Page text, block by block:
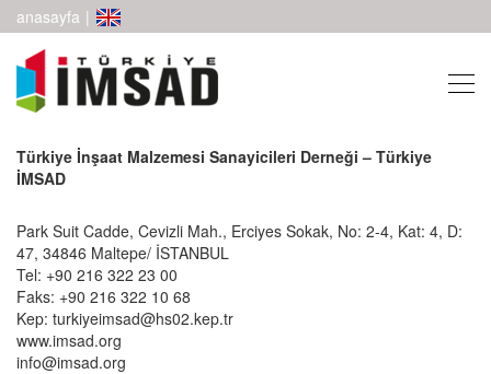
anasayfa |
Türkiye İnşaat Malzemesi Sanayicileri Derneği – Türkiye
İMSAD
Park Suit Cadde, Cevizli Mah., Erciyes Sokak, No: 2-4, Kat: 4, D:
47, 34846 Maltepe/ İSTANBUL
Tel: +90 216 322 23 00
Faks: +90 216 322 10 68
Kep: turkiyeimsad@hs02.kep.tr
www.imsad.org
info@imsad.org